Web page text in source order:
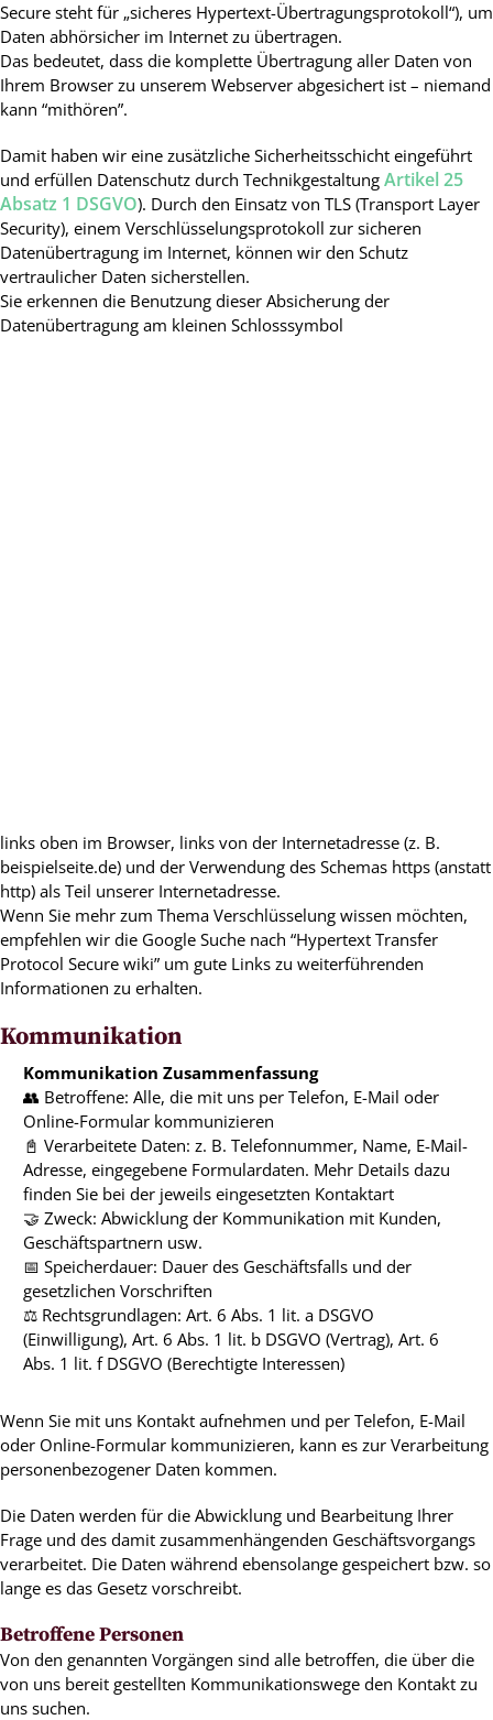
Secure steht für „sicheres Hypertext-Übertragungsprotokoll“), um
Daten abhörsicher im Internet zu übertragen.
Das bedeutet, dass die komplette Übertragung aller Daten von
Ihrem Browser zu unserem Webserver abgesichert ist – niemand
kann “mithören”.
Damit haben wir eine zusätzliche Sicherheitsschicht eingeführt
und erfüllen Datenschutz durch Technikgestaltung Artikel 25
Absatz 1 DSGVO). Durch den Einsatz von TLS (Transport Layer
Security), einem Verschlüsselungsprotokoll zur sicheren
Datenübertragung im Internet, können wir den Schutz
vertraulicher Daten sicherstellen.
Sie erkennen die Benutzung dieser Absicherung der
Datenübertragung am kleinen Schlosssymbol
links oben im Browser, links von der Internetadresse (z. B.
beispielseite.de) und der Verwendung des Schemas https (anstatt
http) als Teil unserer Internetadresse.
Wenn Sie mehr zum Thema Verschlüsselung wissen möchten,
empfehlen wir die Google Suche nach “Hypertext Transfer
Protocol Secure wiki” um gute Links zu weiterführenden
Informationen zu erhalten.
Kommunikation
Kommunikation Zusammenfassung
👥 Betroffene: Alle, die mit uns per Telefon, E-Mail oder
Online-Formular kommunizieren
📓 Verarbeitete Daten: z. B. Telefonnummer, Name, E-Mail-
Adresse, eingegebene Formulardaten. Mehr Details dazu
finden Sie bei der jeweils eingesetzten Kontaktart
🤝 Zweck: Abwicklung der Kommunikation mit Kunden,
Geschäftspartnern usw.
📅 Speicherdauer: Dauer des Geschäftsfalls und der
gesetzlichen Vorschriften
⚖️ Rechtsgrundlagen: Art. 6 Abs. 1 lit. a DSGVO
(Einwilligung), Art. 6 Abs. 1 lit. b DSGVO (Vertrag), Art. 6
Abs. 1 lit. f DSGVO (Berechtigte Interessen)
Wenn Sie mit uns Kontakt aufnehmen und per Telefon, E-Mail
oder Online-Formular kommunizieren, kann es zur Verarbeitung
personenbezogener Daten kommen.
Die Daten werden für die Abwicklung und Bearbeitung Ihrer
Frage und des damit zusammenhängenden Geschäftsvorgangs
verarbeitet. Die Daten während ebensolange gespeichert bzw. so
lange es das Gesetz vorschreibt.
Betroffene Personen
Von den genannten Vorgängen sind alle betroffen, die über die
von uns bereit gestellten Kommunikationswege den Kontakt zu
uns suchen.